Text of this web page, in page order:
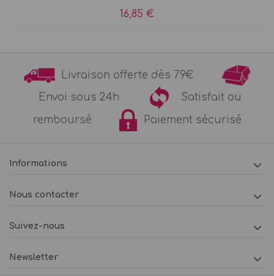
16,85 €
Livraison offerte dès 79€
Envoi sous 24h
Satisfait ou
remboursé
Paiement sécurisé
Informations
Nous contacter
Suivez-nous
Newsletter